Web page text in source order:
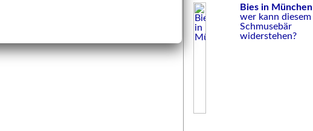
Bies in München
wer kann diesem
Schmusebär
widerstehen?